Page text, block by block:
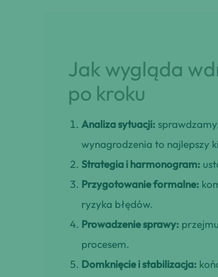
Jak wygląda
po kroku
Analiza sytuacji:
wynagrodzenia to najlepszy
Strategia i harmonogram:
Przygotowanie formalne:
ryzyka błędów.
Prowadzenie sprawy:
procesem.
Domknięcie i stabilizacja: